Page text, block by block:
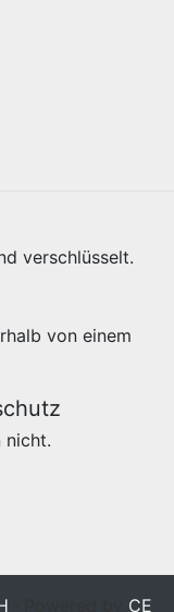
verschlüsselt.
von einem
nicht.
CE